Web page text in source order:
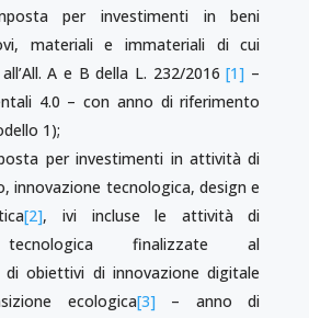
per investimenti in beni
materiali e immateriali di cui
A e B della L. 232/2016[1] –
4.0 – con anno di riferimento
1);
per investimenti in attività di
innovazione tecnologica, design e
[2], ivi incluse le attività di
tecnologica finalizzate al
di obiettivi di innovazione digitale
ecologica[3] – anno di